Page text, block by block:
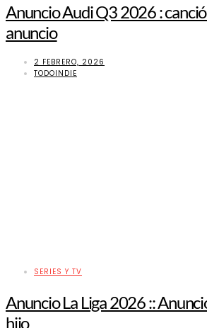
Anuncio Audi Q3 2026 :
anuncio
2 FEBRERO, 2026
TODOINDIE
SERIES Y TV
Anuncio La Liga 2026 ::
hijo